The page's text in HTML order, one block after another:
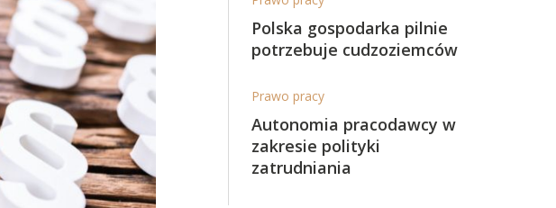
Polska gospodarka pilnie
potrzebuje cudzoziemców
Prawo pracy
Autonomia pracodawcy w
zakresie polityki
zatrudniania